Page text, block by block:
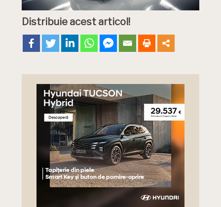
Distribuie acest articol!